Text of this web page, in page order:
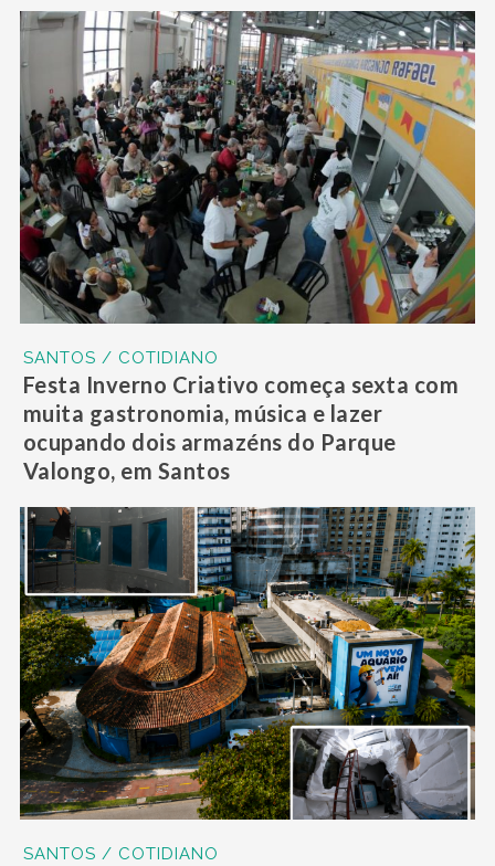
SANTOS / COTIDIANO
Festa Inverno Criativo começa sexta com
muita gastronomia, música e lazer
ocupando dois armazéns do Parque
Valongo, em Santos
SANTOS / COTIDIANO